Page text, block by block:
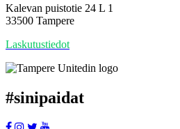
Kalevan puistotie 24 L 1
33500 Tampere
Laskutustiedot
#sinipaidat